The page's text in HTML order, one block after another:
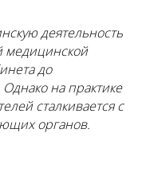
деятельность
медицинской
до
на практике
сталкивается с
органов.